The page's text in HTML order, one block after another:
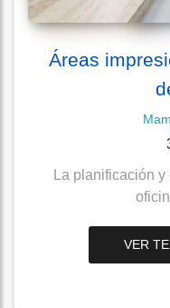
Áreas
La planificación
VER